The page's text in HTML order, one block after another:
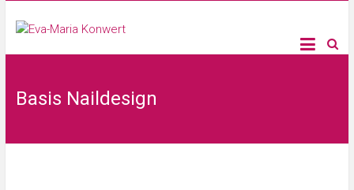
Basis Naildesign